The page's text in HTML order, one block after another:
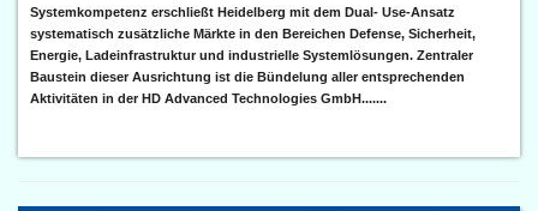
Systemkompetenz erschließt Heidelberg mit dem Dual- Use-Ansatz
systematisch zusätzliche Märkte in den Bereichen Defense, Sicherheit,
Energie, Ladeinfrastruktur und industrielle Systemlösungen. Zentraler
Baustein dieser Ausrichtung ist die Bündelung aller entsprechenden
Aktivitäten in der HD Advanced Technologies GmbH.......